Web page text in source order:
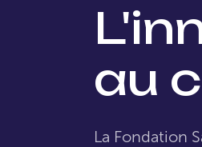
au
La Fondation